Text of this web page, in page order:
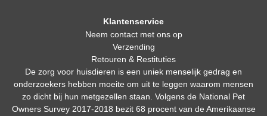
Klantenservice
Neem contact met ons op
Verzending
Retouren & Restituties
De zorg voor huisdieren is een uniek menselijk gedrag en
onderzoekers hebben moeite om uit te leggen waarom mensen
zo dicht bij hun metgezellen staan. Volgens de National Pet
Owners Survey 2017-2018 bezit 68 procent van de Amerikaanse